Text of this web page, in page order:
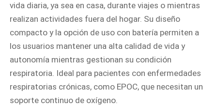
vida diaria, ya sea en casa, durante viajes o mientras
realizan actividades fuera del hogar. Su diseño
compacto y la opción de uso con batería permiten a
los usuarios mantener una alta calidad de vida y
autonomía mientras gestionan su condición
respiratoria. Ideal para pacientes con enfermedades
respiratorias crónicas, como EPOC, que necesitan un
soporte continuo de oxígeno.